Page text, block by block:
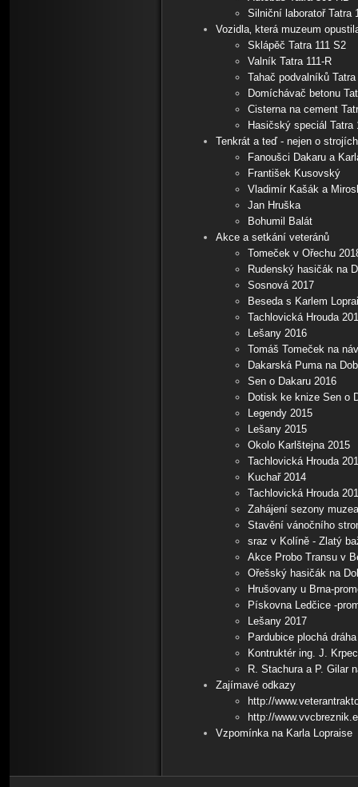
Silniční laboratoř Tatra
Vozidla‚ která muzeum
Sklápěč Tatra 111 S2
Valník Tatra 111-R
Tahač podvalníků Tatra
Domíchávač betonu
Cisterna na cement
Hasičský speciál Tatra
Tenkrát a teď - nejen o strojích
Fanoušci Dakaru a
František Kusovský
Vladimír Kašák a
Jan Hruška
Bohumil Balát
Akce a setkání veteránů
Tomeček v Ořechu
Rudenský hasičák na
Sosnová 2017
Beseda s Karlem
Tachlovická Hrouda
Lešany 2016
Tomáš Tomeček na
Dakarská Puma na
Sen o Dakaru 2016
Dotisk ke knize Sen o
Legendy 2015
Lešany 2015
Okolo Karlštejna 2015
Tachlovická Hrouda
Kuchař 2014
Tachlovická Hrouda
Zahájení sezony
Stavění vánočního
sraz v Kolíně - Zlatý
Akce Probo Transu v
Ořešský hasičák na
Hrušovany u Brna-
Pískovna Ledčice -
Lešany 2017
Pardubice plochá
Kontruktér ing. J.
R. Stachura a P. Gilar
Zajímavé odkazy
http://
http://
Vzpomínka na Karla Lopraise